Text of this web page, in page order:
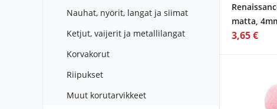
Nauhat, nyörit, langat ja siimat
Ketjut, vaijerit ja metallilangat
Korvakorut
Riipukset
Muut korutarvikkeet
matta,
3,65 €